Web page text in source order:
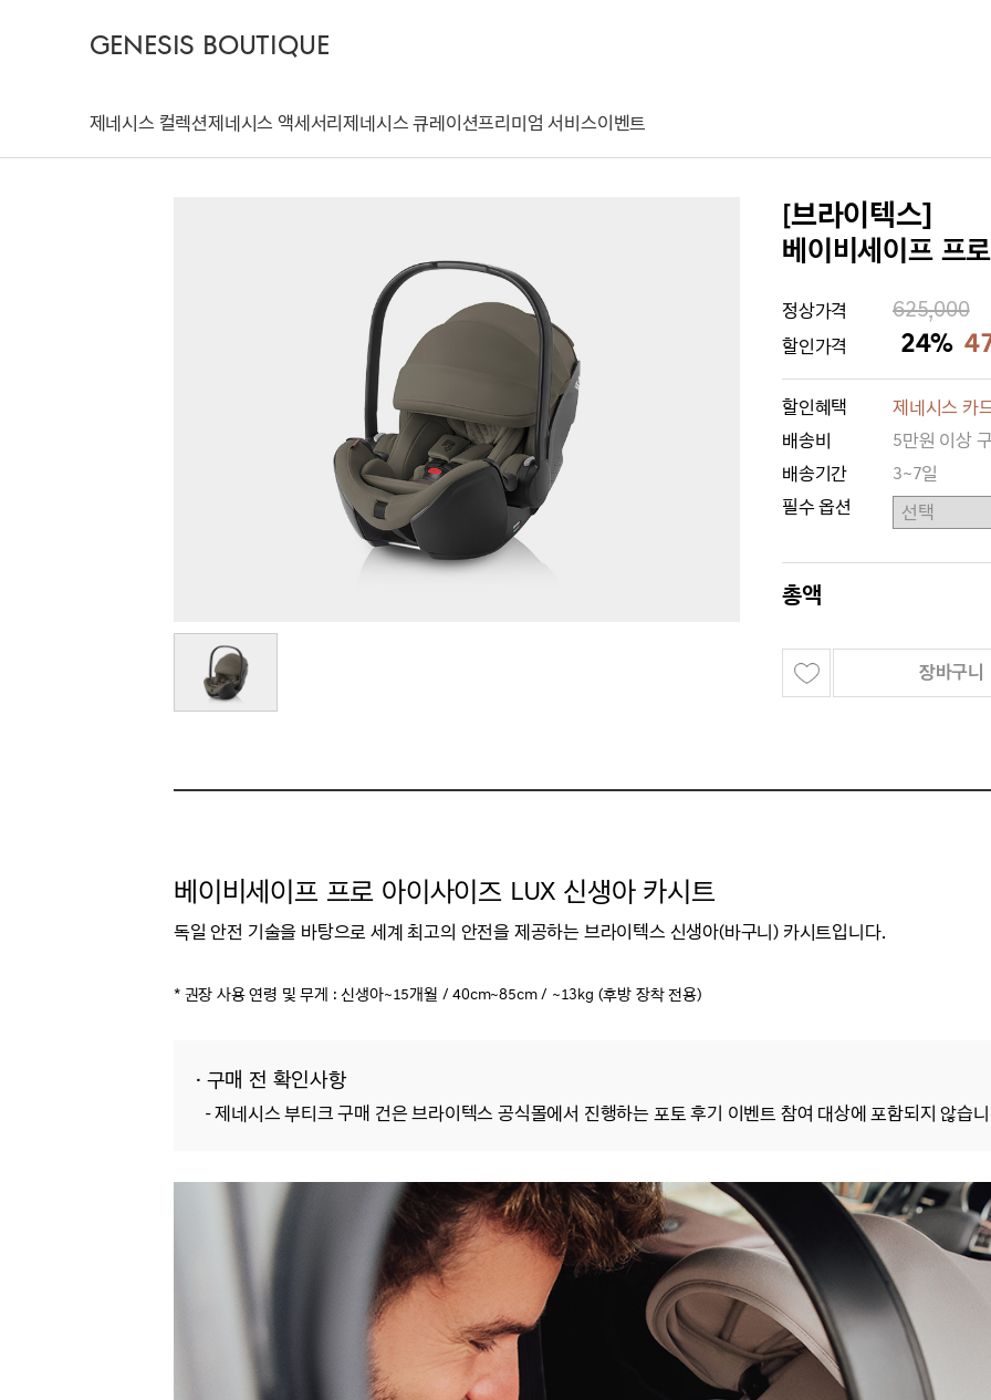
GENESIS BOUTIQUE
제네시스 컬렉션제네시스 액세서리제네시스 큐레이션프리미엄 서비스이벤트
[브라이텍스]
베이비세이프 프
정상가격 625,000
할인가격 24%
할인혜택
제네시스 카
배송비
5만원 이상
배송기간
3~7일
필수 옵션
총액
장바구니
베이비세이프 프로 아이사이즈 LUX 신생아 카시트
독일 안전 기술을 바탕으로 세계 최고의 안전을 제공하는 브라이텍스 신생아(바구니) 카시트입니다.
* 권장 사용 연령 및 무게 : 신생아~15개월 / 40cm~85cm / ~13kg (후방 장착 전용)
· 구매 전 확인사항
- 제네시스 부티크 구매 건은 브라이텍스 공식몰에서 진행하는 포토 후기 이벤트 참여 대상에 포함되지 않습